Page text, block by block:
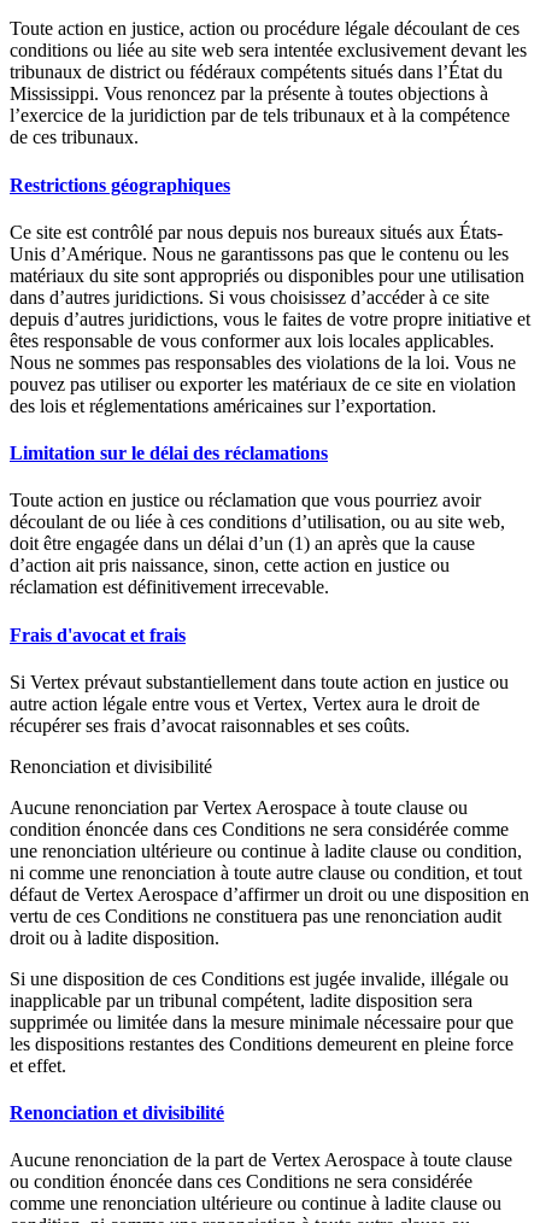
Toute action en justice, action ou procédure légale découlant de ces
conditions ou liée au site web sera intentée exclusivement devant les
tribunaux de district ou fédéraux compétents situés dans l’État du
Mississippi. Vous renoncez par la présente à toutes objections à
l’exercice de la juridiction par de tels tribunaux et à la compétence
de ces tribunaux.
Restrictions géographiques
Ce site est contrôlé par nous depuis nos bureaux situés aux États-
Unis d’Amérique. Nous ne garantissons pas que le contenu ou les
matériaux du site sont appropriés ou disponibles pour une utilisation
dans d’autres juridictions. Si vous choisissez d’accéder à ce site
depuis d’autres juridictions, vous le faites de votre propre initiative et
êtes responsable de vous conformer aux lois locales applicables.
Nous ne sommes pas responsables des violations de la loi. Vous ne
pouvez pas utiliser ou exporter les matériaux de ce site en violation
des lois et réglementations américaines sur l’exportation.
Limitation sur le délai des réclamations
Toute action en justice ou réclamation que vous pourriez avoir
découlant de ou liée à ces conditions d’utilisation, ou au site web,
doit être engagée dans un délai d’un (1) an après que la cause
d’action ait pris naissance, sinon, cette action en justice ou
réclamation est définitivement irrecevable.
Frais d'avocat et frais
Si Vertex prévaut substantiellement dans toute action en justice ou
autre action légale entre vous et Vertex, Vertex aura le droit de
récupérer ses frais d’avocat raisonnables et ses coûts.
Renonciation et divisibilité
Aucune renonciation par Vertex Aerospace à toute clause ou
condition énoncée dans ces Conditions ne sera considérée comme
une renonciation ultérieure ou continue à ladite clause ou condition,
ni comme une renonciation à toute autre clause ou condition, et tout
défaut de Vertex Aerospace d’affirmer un droit ou une disposition en
vertu de ces Conditions ne constituera pas une renonciation audit
droit ou à ladite disposition.
Si une disposition de ces Conditions est jugée invalide, illégale ou
inapplicable par un tribunal compétent, ladite disposition sera
supprimée ou limitée dans la mesure minimale nécessaire pour que
les dispositions restantes des Conditions demeurent en pleine force
et effet.
Renonciation et divisibilité
Aucune renonciation de la part de Vertex Aerospace à toute clause
ou condition énoncée dans ces Conditions ne sera considérée
comme une renonciation ultérieure ou continue à ladite clause ou